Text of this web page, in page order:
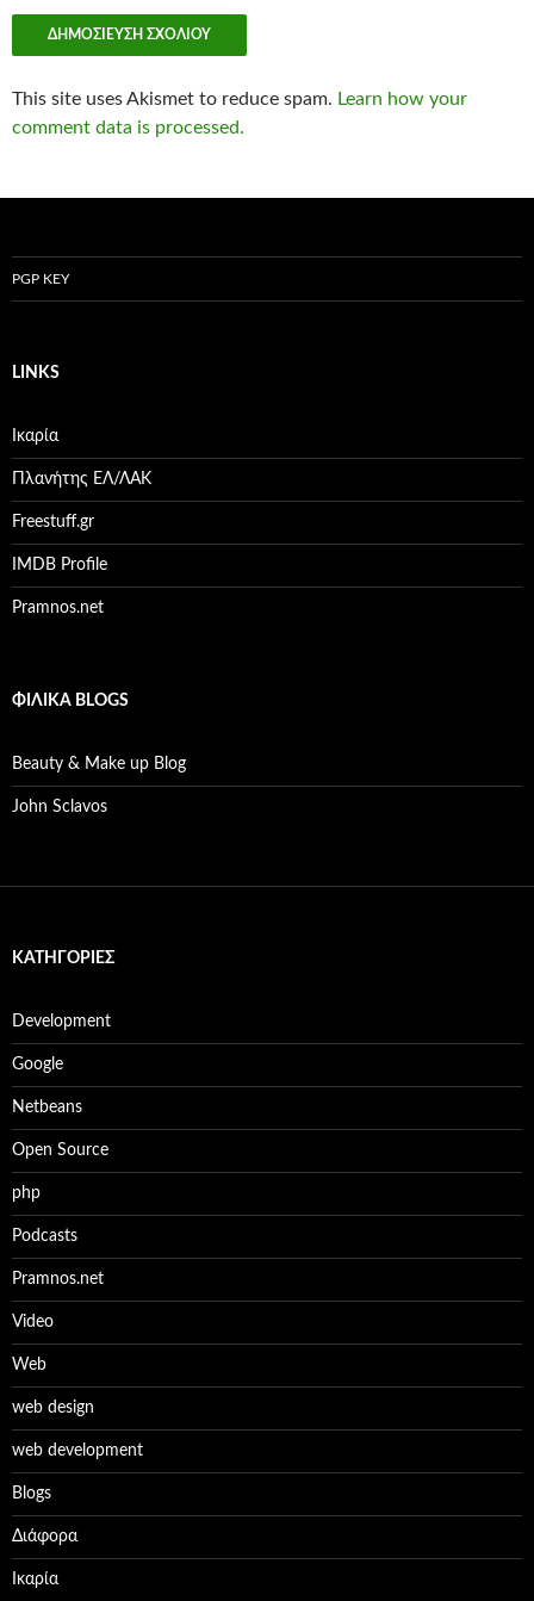
This site uses Akismet to reduce spam. Learn how your
comment data is processed.
PGP KEY
LINKS
Ικαρία
Πλανήτης ΕΛ/ΛΑΚ
Freestuff.gr
IMDB Profile
Pramnos.net
ΦΙΛΙΚΆ BLOGS
Beauty & Make up Blog
John Sclavos
KΑΤΗΓΟΡΊΕΣ
Development
Google
Netbeans
Open Source
php
Podcasts
Pramnos.net
Video
Web
web design
web development
Βlogs
Διάφορα
Ικαρία